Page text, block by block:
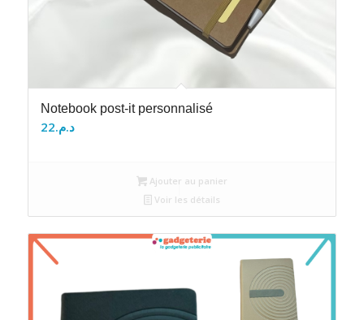
Notebook post-it personnalisé
د.م.22
Ajouter au panier
Voir les détails